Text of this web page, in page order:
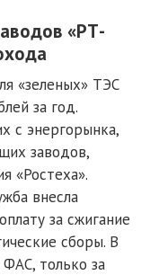
«РТ-
«зеленых» ТЭС
за год.
с энергорынка,
заводов,
«Ростеха».
внесла
за сжигание
сборы. В
только за